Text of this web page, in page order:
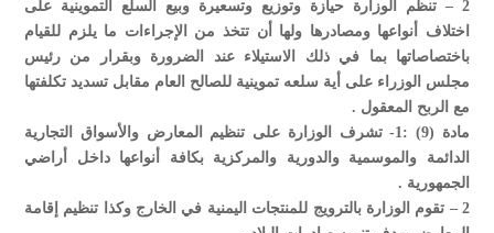
2 – تنظم الوزارة حيازة وتوزيع وتسعيرة وبيع السلع التموينية على
اختلاف أنواعها ومصادرها ولها أن تتخذ من الإجراءات ما يلزم للقيام
باختصاصاتها بما في ذلك الاستيلاء عند الضرورة وبقرار من رئيس
مجلس الوزراء على أية سلعه تموينية للصالح العام مقابل تسديد تكلفتها
مع الربح المعقول .
مادة (9) :1- تشرف الوزارة على تنظيم المعارض والأسواق التجارية
الدائمة والموسمية والدورية والمركزية بكافة أنواعها داخل أراضي
الجمهورية .
2 – تقوم الوزارة بالترويج للمنتجات اليمنية في الخارج وكذا تنظيم إقامة